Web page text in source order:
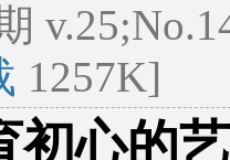
1257K]
初心的